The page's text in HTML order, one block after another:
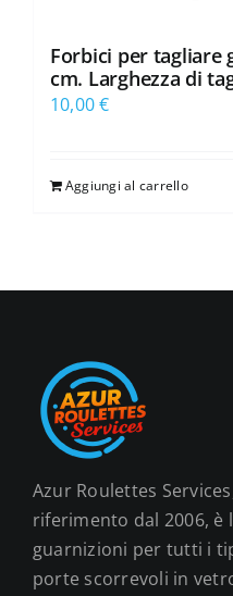
Forbici per tagliare
cm. Larghezza di
10,00€
Aggiungi al carrello
Azur Roulettes
riferimento dal 2006,
guarnizioni per tutti i
porte scorrevoli in